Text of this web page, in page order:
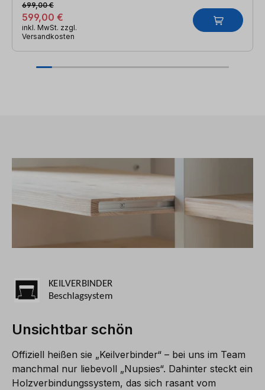
599,00 €
699,00 €
inkl. MwSt. zzgl.
Versandkosten
Unsichtbar schön
Offiziell heißen sie „Keilverbinder“ – bei uns im Team
manchmal nur liebevoll „Nupsies“. Dahinter steckt ein
Holzverbindungssystem, das sich rasant vom